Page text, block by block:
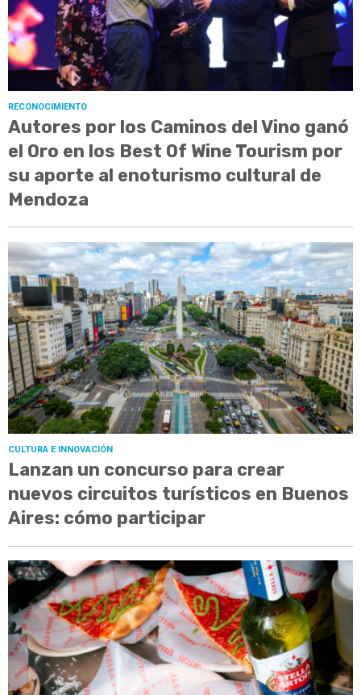
RECONOCIMIENTO
Autores por los Caminos del Vino ganó
el Oro en los Best Of Wine Tourism por
su aporte al enoturismo cultural de
Mendoza
CULTURA E INNOVACIÓN
Lanzan un concurso para crear
nuevos circuitos turísticos en Buenos
Aires: cómo participar